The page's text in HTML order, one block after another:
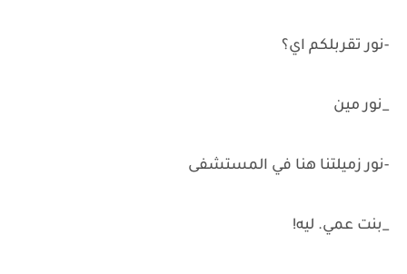
-نور تقربلكم اي؟
_نور مين
-نور زميلتنا هنا في المستشفى
_بنت عمي. ليه!